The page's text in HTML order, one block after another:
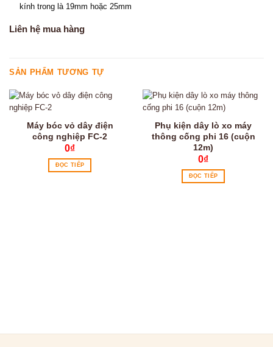
kính trong là 19mm hoặc 25mm
Liên hệ mua hàng
SẢN PHẨM TƯƠNG TỰ
Máy bóc vỏ dây điện
công nghiệp FC-2
0₫
ĐỌC TIẾP
Phụ kiện dây lò xo máy
thông cống phi 16 (cuộn
12m)
0₫
ĐỌC TIẾP